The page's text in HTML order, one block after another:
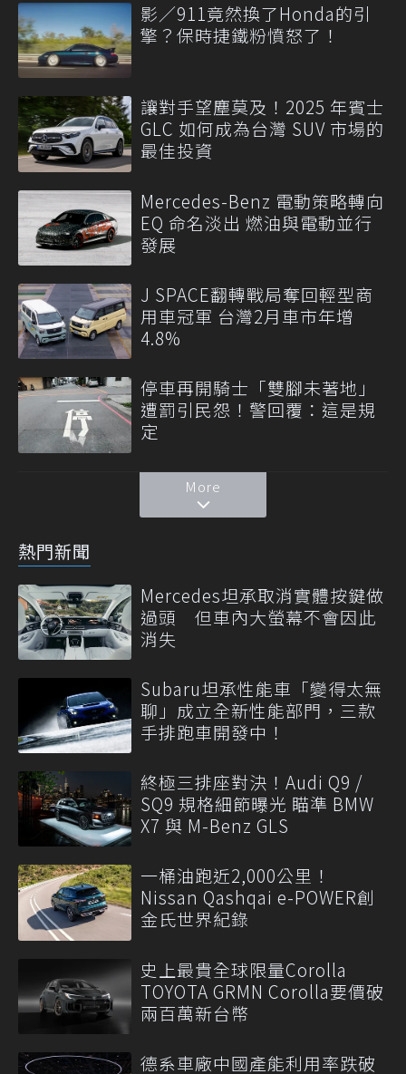
影／911竟然換了Honda的引
擎？保時捷鐵粉憤怒了！
讓對手望塵莫及！2025 年賓士
GLC 如何成為台灣 SUV 市場的
最佳投資
Mercedes-Benz 電動策略轉向
EQ 命名淡出 燃油與電動並行
發展
J SPACE翻轉戰局奪回輕型商
用車冠軍 台灣2月車市年增
4.8%
停車再開騎士「雙腳未著地」
遭罰引民怨！警回覆：這是規
定
More
熱門新聞
Mercedes坦承取消實體按鍵做
過頭 但車內大螢幕不會因此
消失
Subaru坦承性能車「變得太無
聊」成立全新性能部門，三款
手排跑車開發中！
終極三排座對決！Audi Q9 /
SQ9 規格細節曝光 瞄準 BMW
X7 與 M-Benz GLS
一桶油跑近2,000公里！
Nissan Qashqai e-POWER創
金氏世界紀錄
史上最貴全球限量Corolla
TOYOTA GRMN Corolla要價破
兩百萬新台幣
德系車廠中國產能利用率跌破